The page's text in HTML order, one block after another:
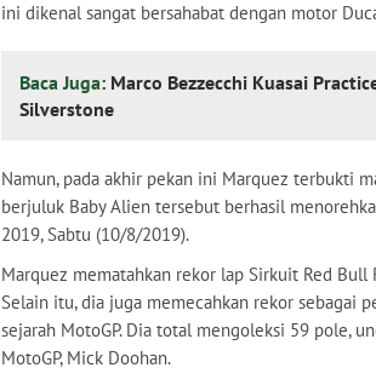
ini dikenal sangat bersahabat dengan motor
Baca Juga: Marco Bezzecchi Kuasai
Silverstone
Namun, pada akhir pekan ini Marquez terbukti
berjuluk Baby Alien tersebut berhasil
2019, Sabtu (10/8/2019).
Marquez mematahkan rekor lap Sirkuit Red
Selain itu, dia juga memecahkan rekor sebagai
sejarah MotoGP. Dia total mengoleksi 59 pole,
MotoGP, Mick Doohan.